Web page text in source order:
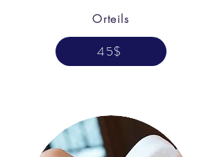
Orteils
45$